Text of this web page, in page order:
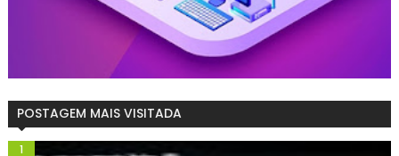
POSTAGEM MAIS VISITADA